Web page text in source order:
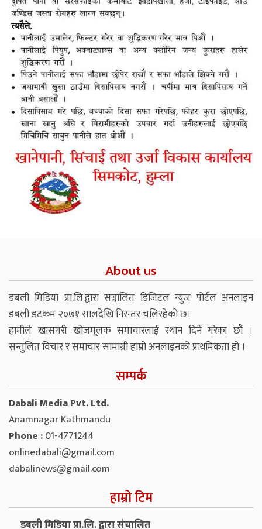
About us
डबली मिडिया प्रा.लि.द्वारा सञ्चालित डिजिटल न्युज पोर्टल अनलाइन
डबली डटकम २०७१ सालदेखि निरन्तर चलिरहेको छ।
हामीले खासगरी खोजमूलक समाचारलाई स्थान दिने गरेका छौं ।
सन्तुलित विचार र समाचार सामाग्री हाम्रो अनलाइनको प्राथमिकता हो ।
सम्पर्क
Dabali Media Pvt. Ltd.
Anamnagar Kathmandu
Phone :01-4771244
onlinedabali@gmail.com
dabalinews@gmail.com
हाम्रो टिम
डबली मिडिया प्रा.लि. द्वारा संचालित